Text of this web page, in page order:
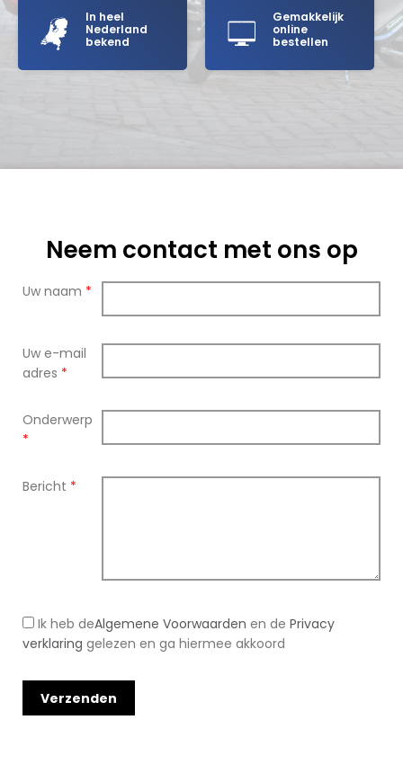
In heel
Nederland
bekend
Gemakkelijk
online
bestellen
Neem contact met ons op
Uw naam *
Uw e-mail
adres *
Onderwerp
*
Bericht *
Ik heb deAlgemene Voorwaarden en de Privacy
verklaring gelezen en ga hiermee akkoord